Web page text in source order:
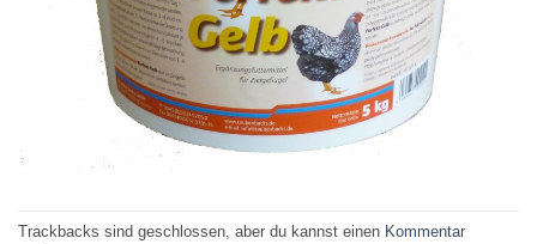
Trackbacks sind geschlossen, aber du kannst einen Kommentar